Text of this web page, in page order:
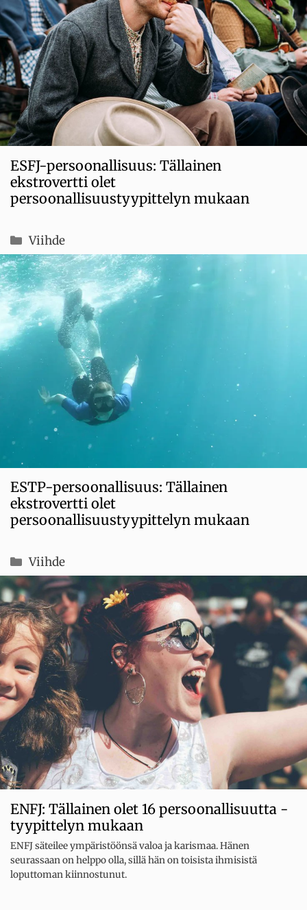
ESFJ-persoonallisuus: Tällainen
ekstrovertti olet
persoonallisuustyypittelyn mukaan
Kategoriat
Viihde
ESTP-persoonallisuus: Tällainen
ekstrovertti olet
persoonallisuustyypittelyn mukaan
Kategoriat
Viihde
ENFJ: Tällainen olet 16 persoonallisuutta -
tyypittelyn mukaan
ENFJ säteilee ympäristöönsä valoa ja karismaa. Hänen
seurassaan on helppo olla, sillä hän on toisista ihmisistä
loputtoman kiinnostunut.